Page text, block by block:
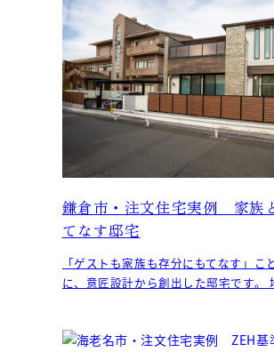
鎌倉市・注文住宅実例 家族
てなす邸宅
「ゲストも家族も存分にもてなす」こ
に、意匠設計から創出した邸宅です。 地域の歴史や文化